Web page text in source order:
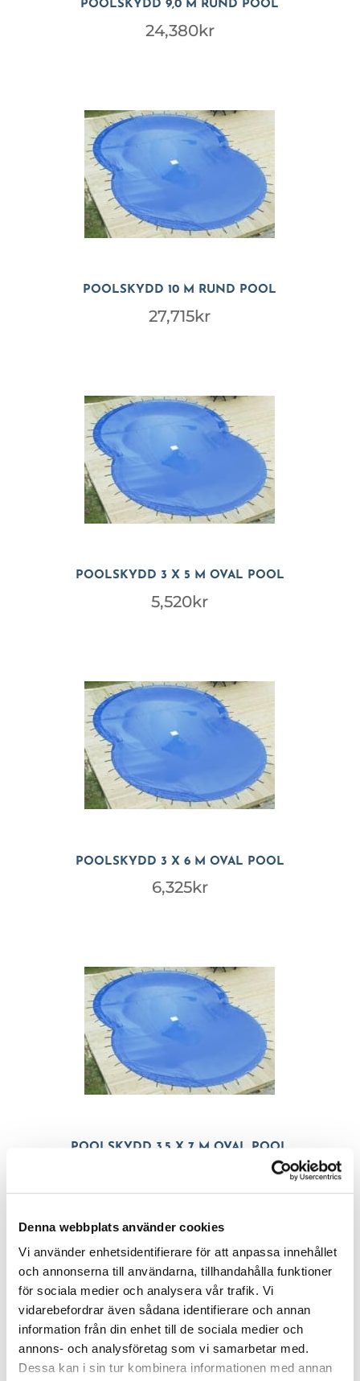
Denna webbplats använder cookies
Vi använder enhetsidentifierare för att anpassa innehållet
och annonserna till användarna, tillhandahålla funktioner
för sociala medier och analysera vår trafik. Vi
vidarebefordrar även sådana identifierare och annan
information från din enhet till de sociala medier och
annons- och analysföretag som vi samarbetar med.
Dessa kan i sin tur kombinera informationen med annan
POOLSKYDD 9,0 M RUND POOL
24,380kr
POOLSKYDD 10 M RUND POOL
27,715kr
POOLSKYDD 3 X 5 M OVAL POOL
5,520kr
POOLSKYDD 3 X 6 M OVAL POOL
6,325kr
POOLSKYDD 3,5 X 7 M OVAL POOL